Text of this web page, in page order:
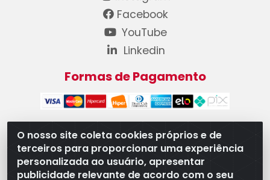
O nosso site coleta cookies próprios e de
terceiros para proporcionar uma experiência
personalizada ao usuário, apresentar
publicidade relevante de acordo com o seu
Facebook
YouTube
Linkedin
Formas de Pagamento
WB Componentes Automotivos LTDA - CNPJ
08.528.393/0001-12 - Rua do Níquel, 667 - Parque
Oeste Industrial, Goiânia/GO - CEP 74375-660